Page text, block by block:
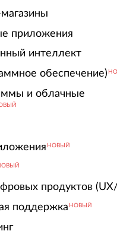
приложения
интеллект
обеспечение)
и облачные
НОВЫЙ
продуктов
поддержка НОВЫЙ